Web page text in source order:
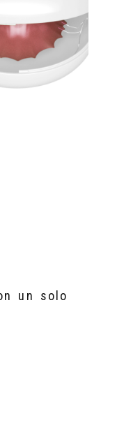
un solo